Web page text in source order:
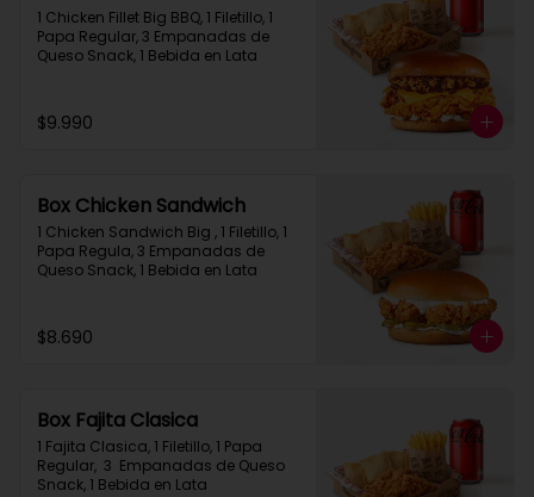
1 Chicken Fillet Big BBQ, 1 Filetillo, 1
Papa Regular, 3 Empanadas de
Queso Snack, 1 Bebida en Lata
$9.990
Box Chicken Sandwich
1 Chicken Sandwich Big , 1 Filetillo, 1
Papa Regula, 3 Empanadas de
Queso Snack, 1 Bebida en Lata
$8.690
Box Fajita Clasica
1 Fajita Clasica, 1 Filetillo, 1 Papa
Regular,  3  Empanadas de Queso
Snack, 1 Bebida en Lata